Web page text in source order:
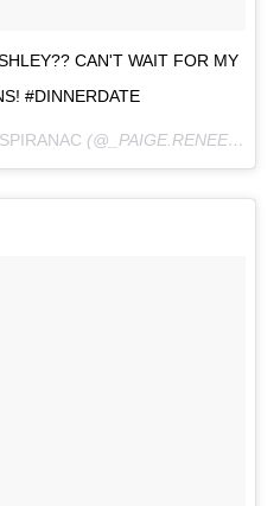
CAN'T WAIT FOR MY
#DINNERDATE
(@_PAIGE.RENEE) ON